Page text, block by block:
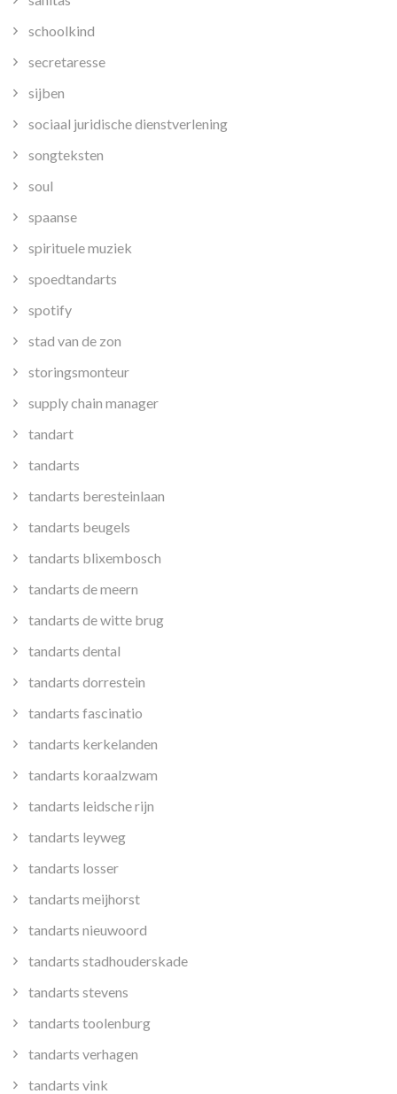
schoolkind
secretaresse
sijben
sociaal juridische dienstverlening
songteksten
soul
spaanse
spirituele muziek
spoedtandarts
spotify
stad van de zon
storingsmonteur
supply chain manager
tandart
tandarts
tandarts beresteinlaan
tandarts beugels
tandarts blixembosch
tandarts de meern
tandarts de witte brug
tandarts dental
tandarts dorrestein
tandarts fascinatio
tandarts kerkelanden
tandarts koraalzwam
tandarts leidsche rijn
tandarts leyweg
tandarts losser
tandarts meijhorst
tandarts nieuwoord
tandarts stadhouderskade
tandarts stevens
tandarts toolenburg
tandarts verhagen
tandarts vink